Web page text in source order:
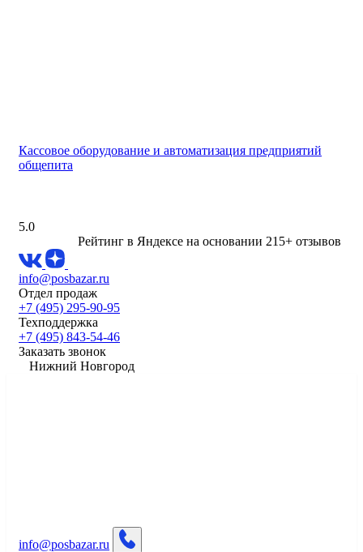
Кассовое оборудование и автоматизация предприятий
общепита
5.0
Рейтинг в Яндексе на основании 215+ отзывов
info@posbazar.ru
Отдел продаж
+7 (495) 295-90-95
Техподдержка
+7 (495) 843-54-46
Заказать звонок
Нижний Новгород
info@posbazar.ru